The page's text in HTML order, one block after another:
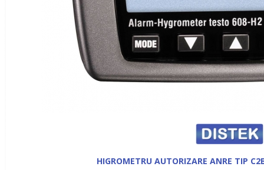
HIGROMETRU AUTORIZARE ANRE TIP